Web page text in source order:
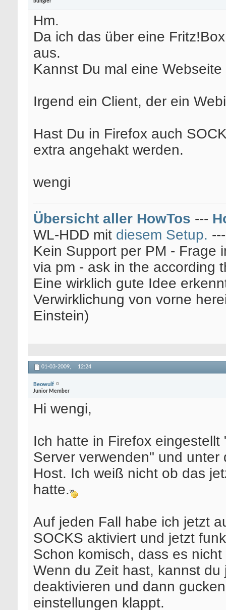
bungler
Hm.
Da ich das über eine
aus.
Kannst Du mal eine
Irgend ein Client, der ein
Hast Du in Firefox auch
extra angehakt werden.
wengi
Übersicht aller HowTos ---
WL-HDD mit diesem Setup.
Kein Support per PM - Frage
via pm - ask in the according
Eine wirklich gute Idee
Verwirklichung von vorne
Einstein)
01-03-2009, 12:24
Beowulf
Junior Member
Hi wengi,
Ich hatte in Firefox
Server verwenden" und
Host. Ich weiß nicht ob das
hatte.
Auf jeden Fall habe ich jetzt
SOCKS aktiviert und jetzt
Schon komisch, dass es
Wenn du Zeit hast, kannst
deaktivieren und dann
einstellungen klappt.